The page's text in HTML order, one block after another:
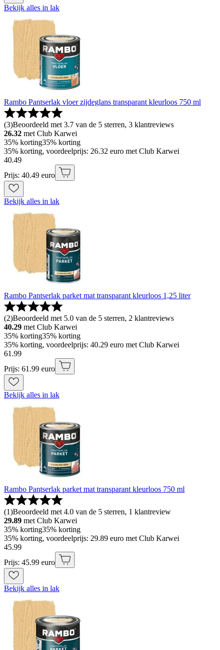
Bekijk alles in lak
Rambo Pantserlak vloer zijdeglans transparant kleurloos 750 ml
(3)Beoordeeld met 3.7 van de 5 sterren, 3 klantreviews
26.32 met Club Karwei
35% korting35% korting
35% korting, voordeelprijs: 26.32 euro met Club Karwei
40.49
Prijs: 40.49 euro
Bekijk alles in lak
Rambo Pantserlak parket mat transparant kleurloos 1,25 liter
(2)Beoordeeld met 5.0 van de 5 sterren, 2 klantreviews
40.29 met Club Karwei
35% korting35% korting
35% korting, voordeelprijs: 40.29 euro met Club Karwei
61 .99
Prijs: 61.99 euro
Bekijk alles in lak
Rambo Pantserlak parket mat transparant kleurloos 750 ml
(1)Beoordeeld met 4.0 van de 5 sterren, 1 klantreview
29.89 met Club Karwei
35% korting35% korting
35% korting, voordeelprijs: 29.89 euro met Club Karwei
45.99
Prijs: 45.99 euro
Bekijk alles in lak